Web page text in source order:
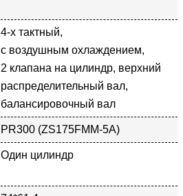
4-х тактный,
с воздушным охлаждением,
2 клапана на цилиндр, верхний
распределительный вал,
балансировочный вал
PR300 (ZS175FMM-5A)
Один цилиндр